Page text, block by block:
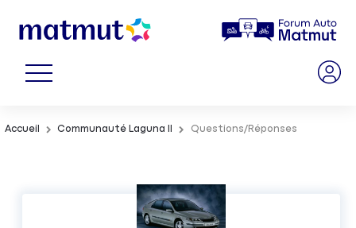
Accueil Communauté Laguna II Questions/Réponses